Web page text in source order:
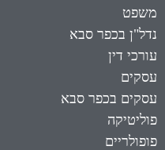
משפט
נדל"ן בכפר סבא
עורכי דין
עסקים
עסקים בכפר סבא
פוליטיקה
פופולריים